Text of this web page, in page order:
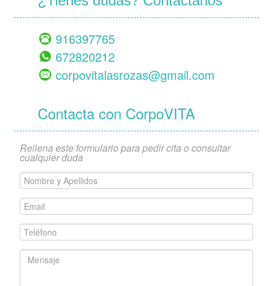
916397765
672820212
corpovitalasrozas@gmail.com
Contacta con CorpoVITA
Rellena este formulario para pedir cita o consultar
cualquier duda
Nombre
y
Apellidos
*Email
*
Teléfono
*